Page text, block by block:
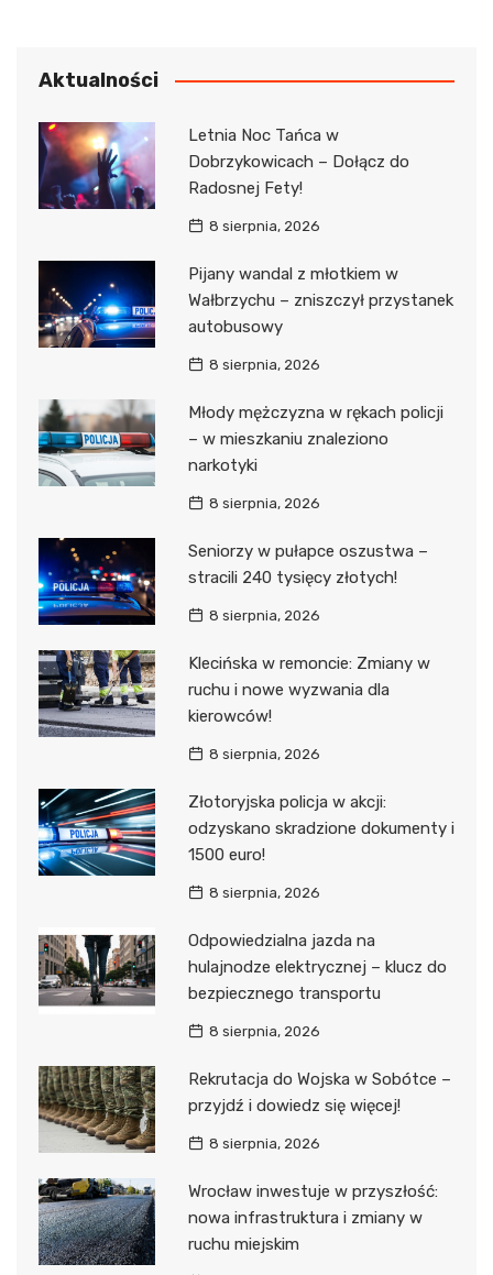
Aktualności
Letnia Noc Tańca w
Dobrzykowicach – Dołącz do
Radosnej Fety!
8 sierpnia, 2026
Pijany wandal z młotkiem w
Wałbrzychu – zniszczył przystanek
autobusowy
8 sierpnia, 2026
Młody mężczyzna w rękach policji
– w mieszkaniu znaleziono
narkotyki
8 sierpnia, 2026
Seniorzy w pułapce oszustwa –
stracili 240 tysięcy złotych!
8 sierpnia, 2026
Klecińska w remoncie: Zmiany w
ruchu i nowe wyzwania dla
kierowców!
8 sierpnia, 2026
Złotoryjska policja w akcji:
odzyskano skradzione dokumenty i
1500 euro!
8 sierpnia, 2026
Odpowiedzialna jazda na
hulajnodze elektrycznej – klucz do
bezpiecznego transportu
8 sierpnia, 2026
Rekrutacja do Wojska w Sobótce –
przyjdź i dowiedz się więcej!
8 sierpnia, 2026
Wrocław inwestuje w przyszłość:
nowa infrastruktura i zmiany w
ruchu miejskim